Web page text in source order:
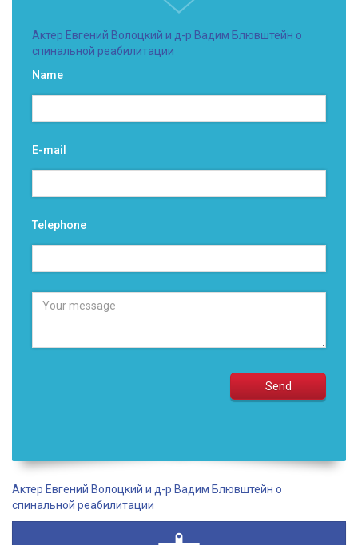
Актер Евгений Волоцкий и д-р Вадим Блювштейн о
спинальной реабилитации
Name
E-mail
Telephone
Актер Евгений Волоцкий и д-р Вадим Блювштейн о
спинальной реабилитации